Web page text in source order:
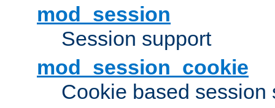
mod_session
Session support
mod_session_cookie
Cookie based session